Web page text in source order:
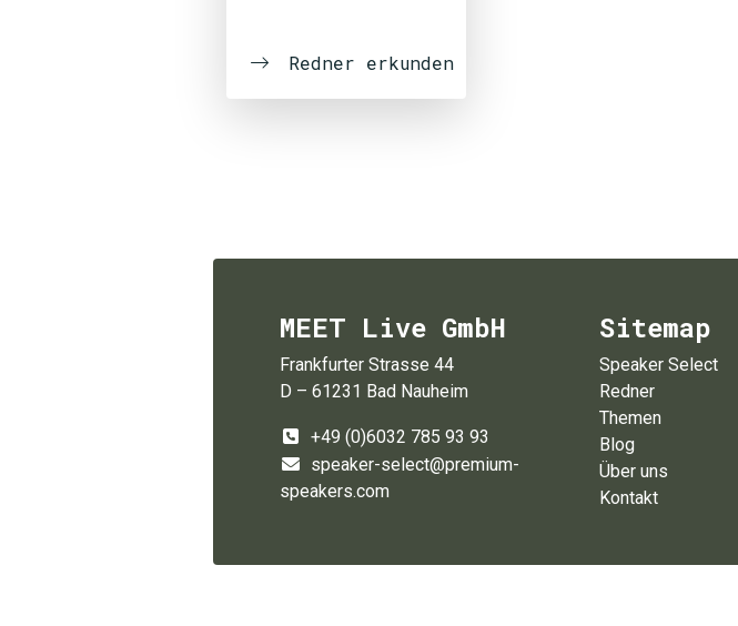
Redner erkunden
MEET Live GmbH
Frankfurter Strasse 44
D – 61231 Bad Nauheim
+49 (0)6032 785 93 93
speaker-select@premium-
speakers.com
Sitemap
Speaker Select
Redner
Themen
Blog
Über uns
Kontakt